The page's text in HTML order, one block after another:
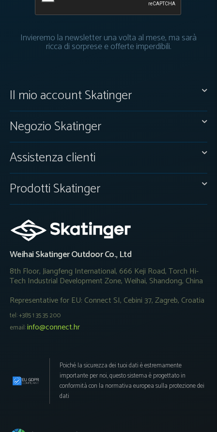
Invieremo la newsletter una volta al mese, ma sarà
ricca di sorprese e offerte imperdibili.
Il mio account Skatinger
Negozio Skatinger
Assistenza clienti
Prodotti Skatinger
Weihai Skatinger Outdoor Co., Ltd
8th Floor, Jiangfeng International, 666 Keji Road, Torch Hi-
Tech Industrial Development Zone, Weihai, Shandong, China
Representative for EU: Connect SI, Cebini 37, Zagreb, Croatia
tel: +385 1 35 35 200
email:info@connect.hr
Poiché la sicurezza dei tuoi dati è estremamente
importante per noi, questo sistema è progettato in
conformità con la normativa europea sulla protezione dei
dati